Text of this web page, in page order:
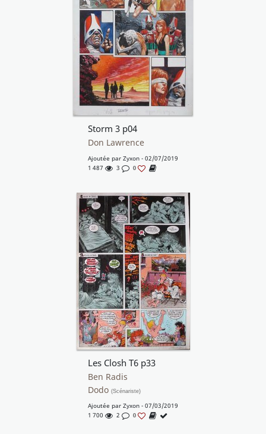
Storm 3 p04
Don Lawrence
Ajoutée par Zyxon - 02/07/2019
1 487
3 0
Les Closh T6 p33
Ben Radis
Dodo (Scénariste)
Ajoutée par Zyxon - 07/03/2019
1 700
2 0